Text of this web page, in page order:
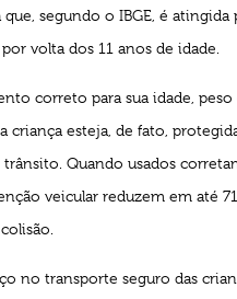
segundo o IBGE, é atingida
volta dos 11 anos de idade.
correto para sua idade, peso
criança esteja, de fato,
Quando usados
veicular reduzem em até
no transporte seguro das